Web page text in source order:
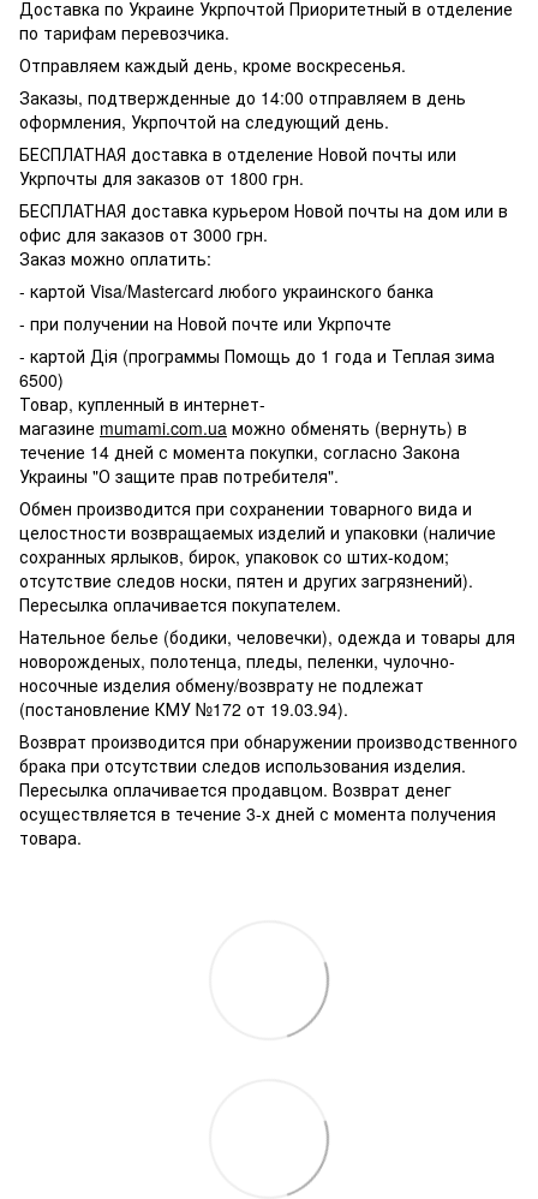
Доставка по Украине Укрпочтой Приоритетный в отделение
по тарифам перевозчика.
Отправляем каждый день, кроме воскресенья.
Заказы, подтвержденные до 14:00 отправляем в день
оформления, Укрпочтой на следующий день.
БЕСПЛАТНАЯ доставка в отделение Новой почты или
Укрпочты для заказов от 1800 грн.
БЕСПЛАТНАЯ доставка курьером Новой почты на дом или в
офис для заказов от 3000 грн.
Заказ можно оплатить:
- картой Visa/Mastercard любого украинского банка
- при получении на Новой почте или Укрпочте
- картой Дія (программы Помощь до 1 года и Теплая зима
6500)
Товар, купленный в интернет-
магазине mumami.com.ua можно обменять (вернуть) в
течение 14 дней с момента покупки, согласно Закона
Украины "О защите прав потребителя".
Обмен производится при сохранении товарного вида и
целостности возвращаемых изделий и упаковки (наличие
сохранных ярлыков, бирок, упаковок со штих-кодом;
отсутствие следов носки, пятен и других загрязнений).
Пересылка оплачивается покупателем.
Нательное белье (бодики, человечки), одежда и товары для
новорожденых, полотенца, пледы, пеленки, чулочно-
носочные изделия обмену/возврату не подлежат
(постановление КМУ №172 от 19.03.94).
Возврат производится при обнаружении производственного
брака при отсутствии следов использования изделия.
Пересылка оплачивается продавцом. Возврат денег
осуществляется в течение 3-х дней с момента получения
товара.